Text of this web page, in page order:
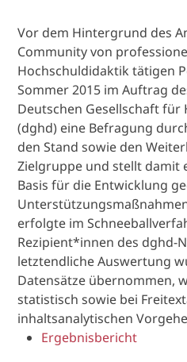
Vor dem Hintergrund des
Community von
Hochschuldidaktik tätigen
Sommer 2015 im Auftrag
Deutschen Gesellschaft für
(dghd) eine Befragung
den Stand sowie den
Zielgruppe und stellt damit
Basis für die Entwicklung
erfolgte im
Rezipient*innen des dghd-
letztendliche Auswertung
Datensätze übernommen,
statistisch sowie bei
inhaltsanalytischen
Ergebnisbericht